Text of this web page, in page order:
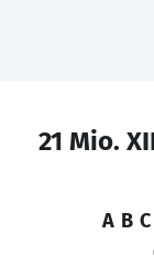
21 Mio.
A B C